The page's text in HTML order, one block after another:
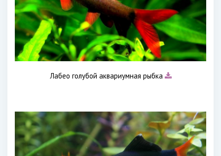
Лабео голубой аквариумная рыбка